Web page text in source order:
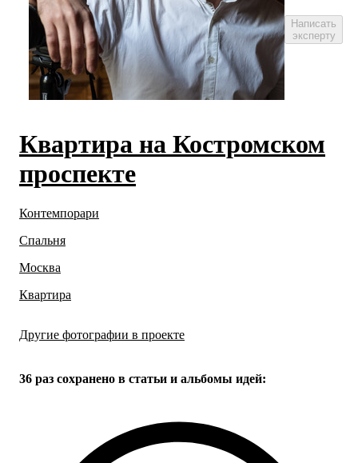
Написать
эксперту
Квартира на Костромском
проспекте
Контемпорари
Спальня
Москва
Квартира
Другие фотографии в проекте
36 раз сохранено в статьи и альбомы идей: